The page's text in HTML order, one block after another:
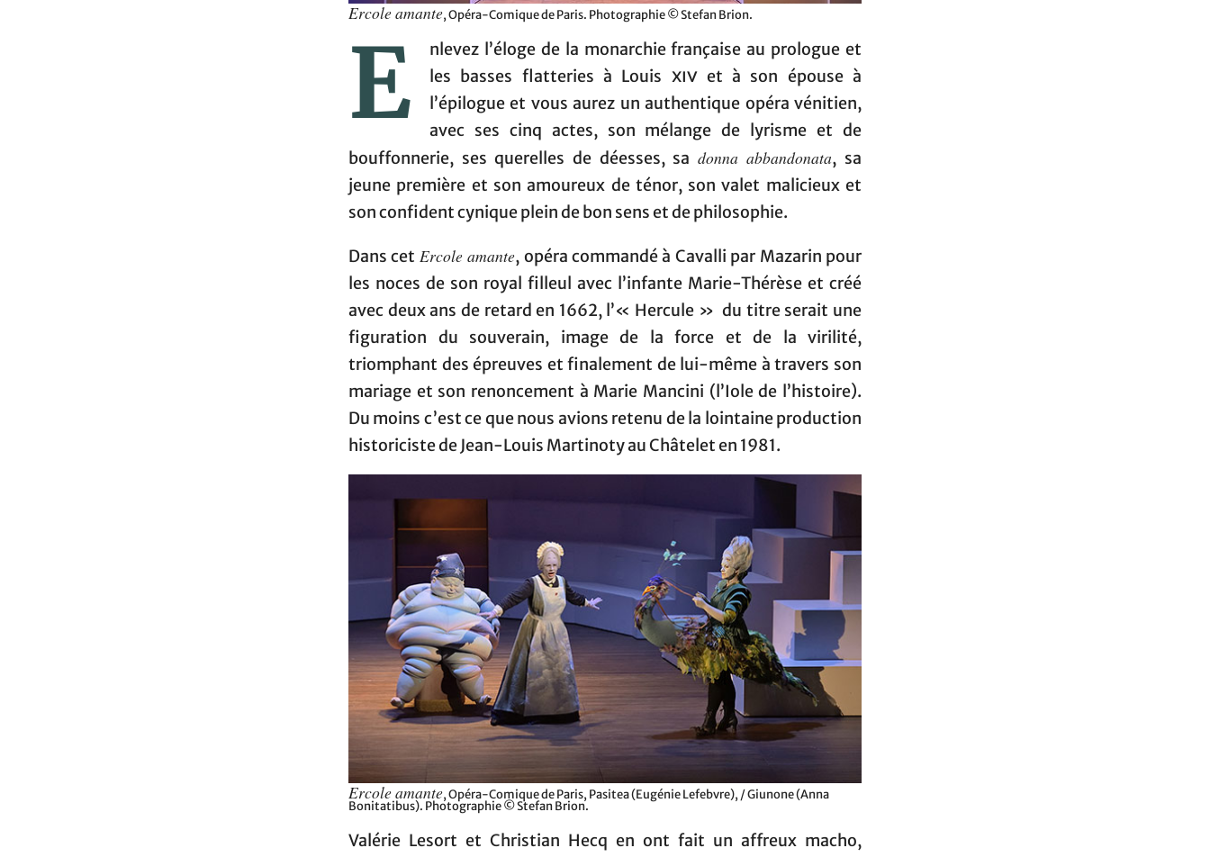
Ercole amante, Opéra-Comique de Paris. Photographie © Stefan Brion.
E
nlevez l’éloge de la monarchie française au prologue et
les basses flatteries à Louis xivet à son épouse à
l’épilogue et vous aurez un authentique opéra vénitien,
avec ses cinq actes, son mélange de lyrisme et de
bouffonnerie, ses querelles de déesses, sa donna abbandonata, sa
jeune première et son amoureux de ténor, son valet malicieux et
son confident cynique plein de bon sens et de philosophie.
Dans cet Ercole amante, opéra commandé à Cavalli par Mazarin pour
les noces de son royal filleul avec l’infante Marie-Thérèse et créé
avec deux ans de retard en 1662, l’« Hercule » du titre serait une
figuration du souverain, image de la force et de la virilité,
triomphant des épreuves et finalement de lui-même à travers son
mariage et son renoncement à Marie Mancini (l’Iole de l’histoire).
Du moins c’est ce que nous avions retenu de la lointaine production
historiciste de Jean-Louis Martinoty au Châtelet en 1981.
Ercole amante, Opéra-Comique de Paris, Pasitea (Eugénie Lefebvre), / Giunone (Anna
Bonitatibus). Photographie © Stefan Brion.
Valérie Lesort et Christian Hecq en ont fait un affreux macho,